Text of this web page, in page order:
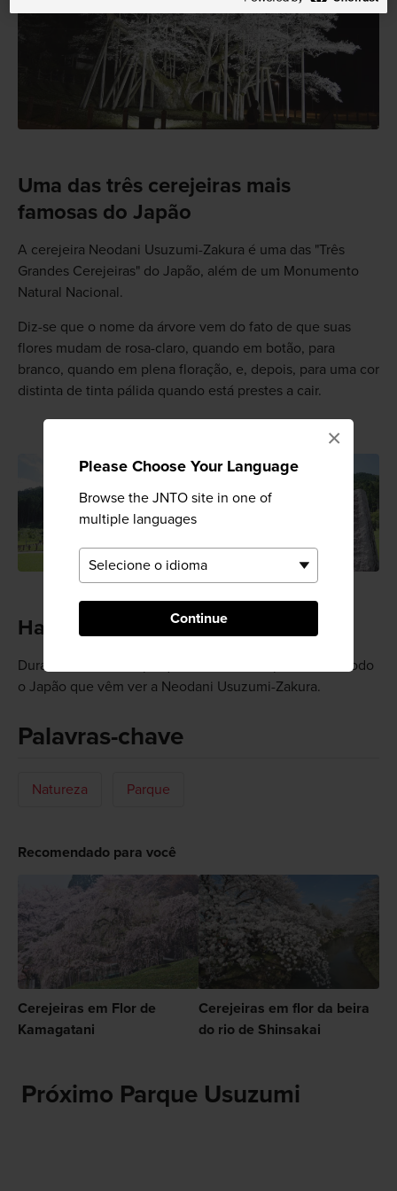
Please Choose Your Language
Browse the JNTO site in one of
multiple languages
Continue
×
Uma das três cerejeiras mais
famosas do Japão
A cerejeira Neodani Usuzumi-Zakura é uma das "Três
Grandes Cerejeiras" do Japão, além de um Monumento
Natural Nacional.
Diz-se que o nome da árvore vem do fato de que suas
flores mudam de rosa-claro, quando em botão, para
branco, quando em plena floração, e, depois, para uma cor
distinta de tinta pálida quando está prestes a cair.
Hanami
Durante a florada, o parque fica cheio de pessoas de todo
o Japão que vêm ver a Neodani Usuzumi-Zakura.
Palavras-chave
Natureza Parque
Recomendado para você
Cerejeiras em Flor de
Kamagatani
Cerejeiras em flor da beira
do rio de Shinsakai
Próximo Parque Usuzumi